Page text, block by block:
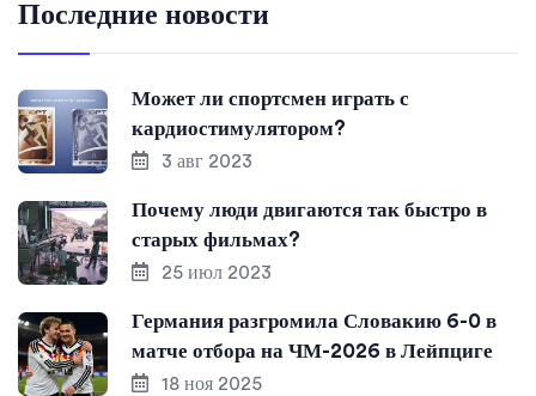
Последние новости
Может ли спортсмен играть с
кардиостимулятором?
3 авг 2023
Почему люди двигаются так быстро в
старых фильмах?
25 июл 2023
Германия разгромила Словакию 6-0 в
матче отбора на ЧМ-2026 в Лейпциге
18 ноя 2025